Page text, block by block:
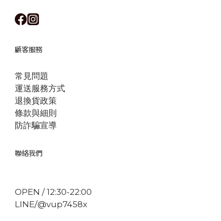
顧客服務
常見問題
運送服務方式
退換貨政策
條款與細則
防詐騙宣導
聯絡我們
OPEN / 12:30-22:00
LINE/@vup7458x